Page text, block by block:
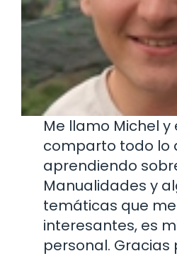
Me llamo Michel y
comparto todo lo
aprendiendo
Manualidades y
temáticas que
interesantes, es
personal. Gracias